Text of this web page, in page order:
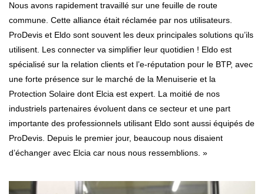
Nous avons rapidement travaillé sur une feuille de route
commune. Cette alliance était réclamée par nos utilisateurs.
ProDevis et Eldo sont souvent les deux principales solutions qu’ils
utilisent. Les connecter va simplifier leur quotidien ! Eldo est
spécialisé sur la relation clients et l’e-réputation pour le BTP, avec
une forte présence sur le marché de la Menuiserie et la
Protection Solaire dont Elcia est expert. La moitié de nos
industriels partenaires évoluent dans ce secteur et une part
importante des professionnels utilisant Eldo sont aussi équipés de
ProDevis. Depuis le premier jour, beaucoup nous disaient
d’échanger avec Elcia car nous nous ressemblions. »